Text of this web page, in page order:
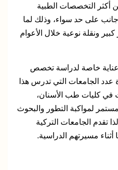
أكثر التخصصات الطبية
على حد سواء، وذلك لما
ونقلة نوعية خلال الأعوام
وعناية خاصة لدراسة تخصص
عدد الجامعات التي تدرس هذا
في كليات طب الأسنان،
لمواكبة التطور والبحوث
تقدم الجامعات التركية
مسيرتهم الدراسية.